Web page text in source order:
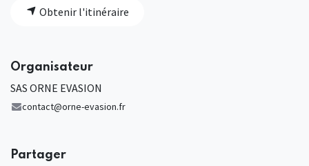
Obtenir l'itinéraire
Organisateur
SAS ORNE EVASION
contact@orne-evasion.fr
Partager